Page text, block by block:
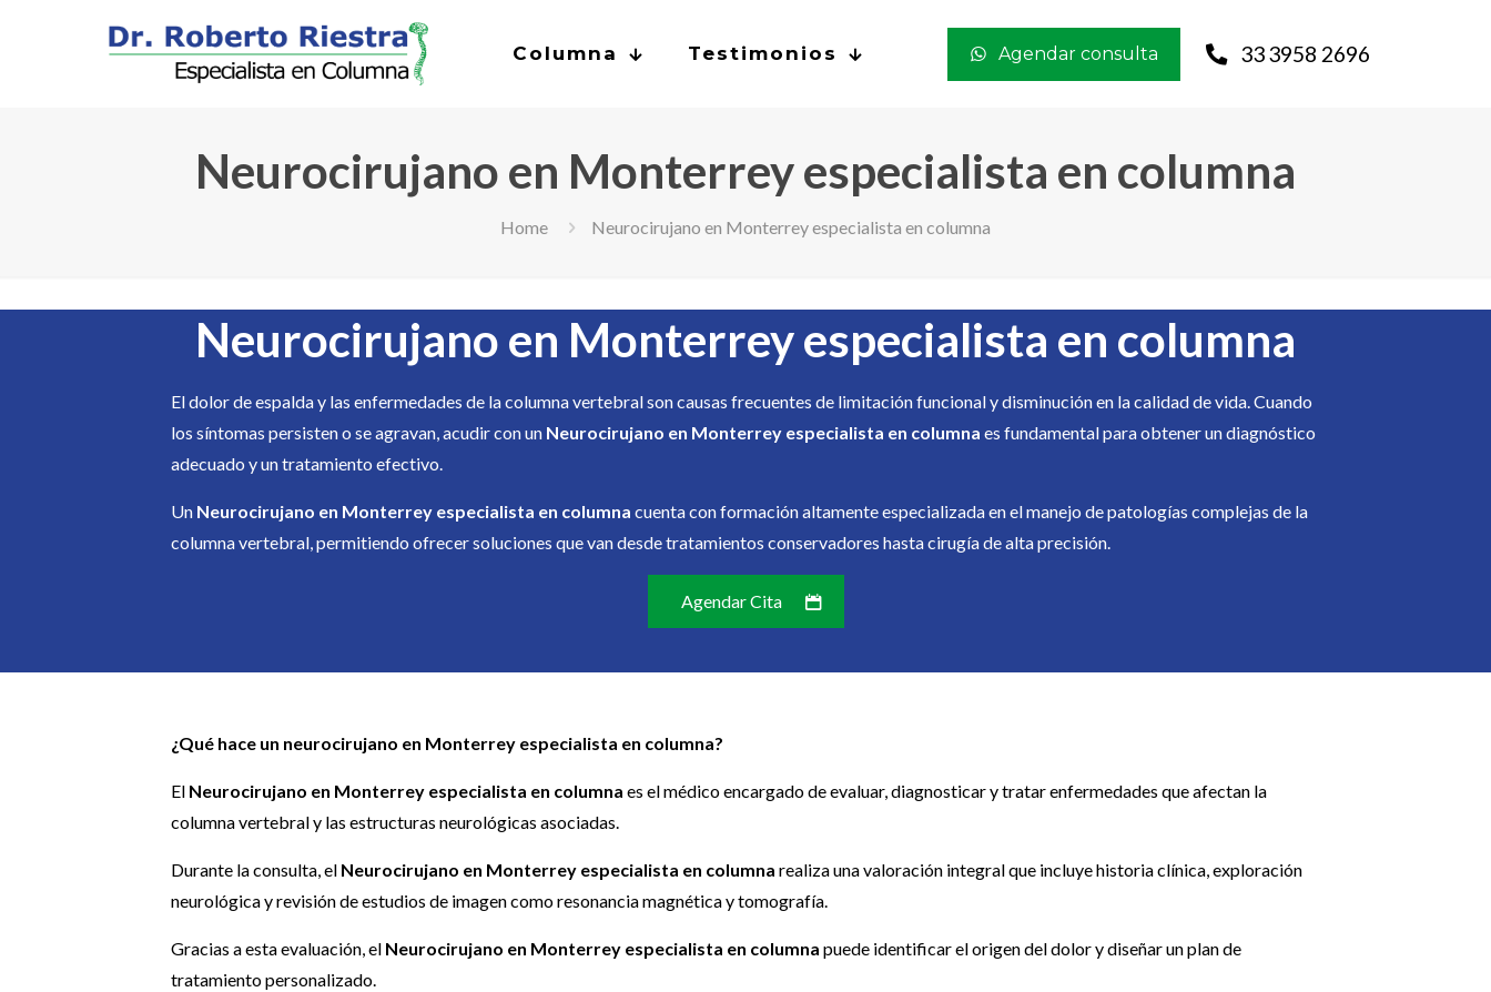
Columna Testimonios Agendar consulta 33 3958 2696
Neurocirujano en Monterrey especialista en columna
Home Neurocirujano en Monterrey especialista en columna
Neurocirujano en Monterrey especialista en columna
El dolor de espalda y las enfermedades de la columna vertebral son causas frecuentes de limitación funcional y disminución en la calidad de vida. Cuando
los síntomas persisten o se agravan, acudir con un Neurocirujano en Monterrey especialista en columna es fundamental para obtener un diagnóstico
adecuado y un tratamiento efectivo.
Un Neurocirujano en Monterrey especialista en columna cuenta con formación altamente especializada en el manejo de patologías complejas de la
columna vertebral, permitiendo ofrecer soluciones que van desde tratamientos conservadores hasta cirugía de alta precisión.
Agendar Cita
¿Qué hace un neurocirujano en Monterrey especialista en columna?
El Neurocirujano en Monterrey especialista en columna es el médico encargado de evaluar, diagnosticar y tratar enfermedades que afectan la
columna vertebral y las estructuras neurológicas asociadas.
Durante la consulta, el Neurocirujano en Monterrey especialista en columna realiza una valoración integral que incluye historia clínica, exploración
neurológica y revisión de estudios de imagen como resonancia magnética y tomografía.
Gracias a esta evaluación, el Neurocirujano en Monterrey especialista en columna puede identificar el origen del dolor y diseñar un plan de
tratamiento personalizado.